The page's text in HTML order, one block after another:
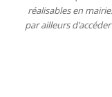
réalisables en
par ailleurs